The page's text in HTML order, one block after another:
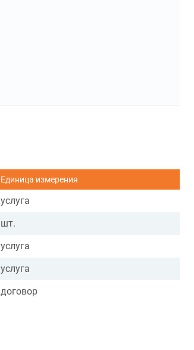
Единица измерения
услуга
шт.
услуга
услуга
договор